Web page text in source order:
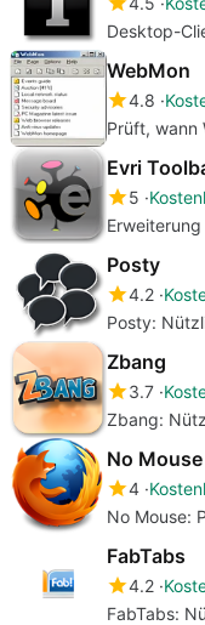
Desktop-
WebMon
4.8
Prüft, wann
Evri
5
Posty
4.2
Posty:
Zbang
3.7
Zbang:
No Mouse
4
No Mouse:
FabTabs
4.2
FabTabs: